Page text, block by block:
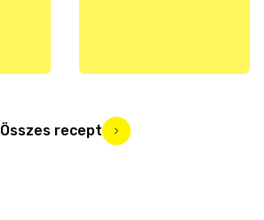
Összes recept